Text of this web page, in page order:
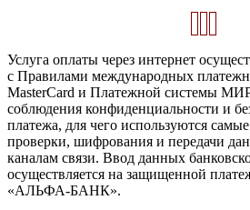
Услуга оплаты через интернет
с Правилами международных
MasterCard и Платежной системы
соблюдения конфиденциальности и
платежа, для чего используются
проверки, шифрования и передачи
каналам связи. Ввод данных
осуществляется на защищенной
«АЛЬФА-БАНК».